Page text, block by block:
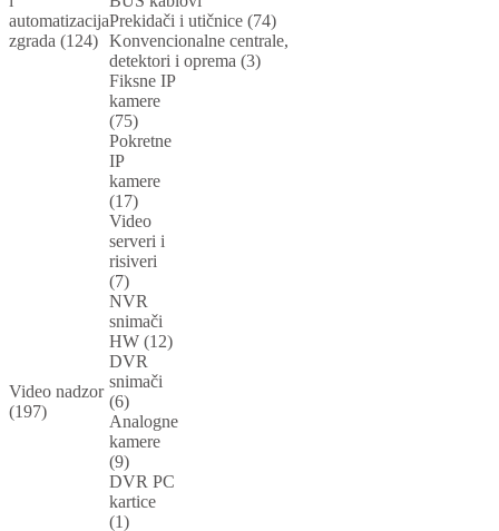
automatizacija
zgrada (124)
Prekidači i utičnice (74)
Konvencionalne centrale,
detektori i oprema (3)
Video nadzor
(197)
Fiksne IP
kamere
(75)
Pokretne
IP
kamere
(17)
Video
serveri i
risiveri
(7)
NVR
snimači
HW (12)
DVR
snimači
(6)
Analogne
kamere
(9)
DVR PC
kartice
(1)